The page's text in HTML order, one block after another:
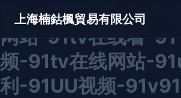
91tv在线观看-
网站-91tv在线看-
频-91tv在线网站-
利-91UU视频-
上海楠鈷楓貿易有限公司